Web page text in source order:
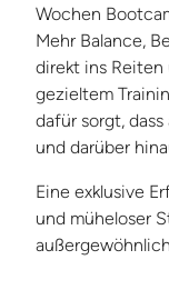
Wochen
Mehr Balance,
direkt ins Reiten
gezieltem
dafür sorgt,
und darüber
Eine exklusive
und müheloser